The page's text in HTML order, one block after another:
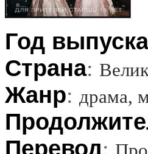
Год выпуска
Страна:
Жанр: драма,
Перевод: